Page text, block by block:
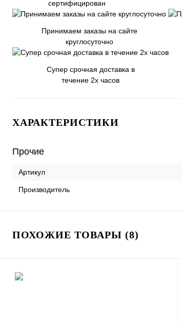
сертифицирован
Принимаем заказы на сайте
круглосуточно
Супер срочная доставка в
течение 2х часов
ХАРАКТЕРИСТИКИ
Прочие
Артикул
Производитель
ПОХОЖИЕ ТОВАРЫ (8)